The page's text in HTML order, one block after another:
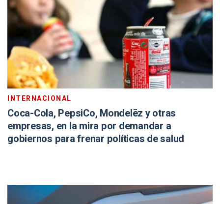
INTERNACIONAL
Coca-Cola, PepsiCo, Mondelēz y otras
empresas, en la mira por demandar a
gobiernos para frenar políticas de salud